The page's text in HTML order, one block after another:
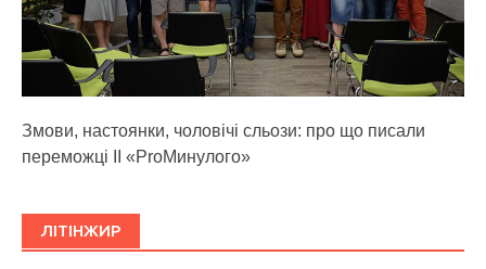
Змови, настоянки, чоловічі сльози: про що писали
переможці ІІ «ProМинулого»
ЛІТІНЖИР